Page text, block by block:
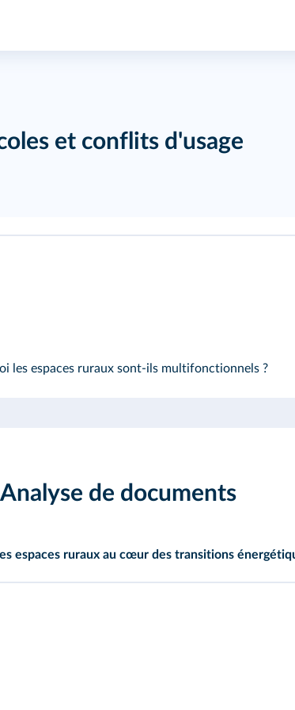
et conflits d'usage
les espaces ruraux sont-ils multifonctionnels ?
Analyse de documents
espaces ruraux au cœur des transitions